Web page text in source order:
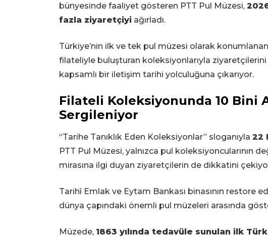
bünyesinde faaliyet gösteren PTT Pul Müzesi,
fazla ziyaretçiyi ağırladı.
Türkiye’nin ilk ve tek pul müzesi olarak
filateliyle buluşturan koleksiyonlarıyla
kapsamlı bir iletişim tarihi yolculuğuna çıkarıyor.
Filateli Koleksiyonunda 10 Bini
Sergileniyor
“Tarihe Tanıklık Eden Koleksiyonlar” sloganıyla 22
PTT Pul Müzesi, yalnızca pul koleksiyoncularının
mirasına ilgi duyan ziyaretçilerin de dikkatini
Tarihî Emlak ve Eytam Bankası binasının restore
dünya çapındaki önemli pul müzeleri arasında
Müzede, 1863 yılında tedavüle sunulan ilk